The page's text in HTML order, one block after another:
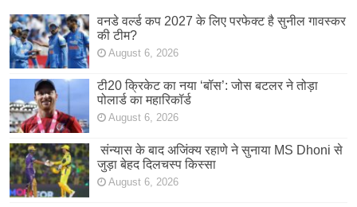
वनडे वर्ल्ड कप 2027 के लिए परफेक्ट है सुनील गावस्कर
की टीम?
August 6, 2026
टी20 क्रिकेट का नया ‘बॉस’: जोस बटलर ने तोड़ा
पोलार्ड का महारिकॉर्ड
August 6, 2026
संन्यास के बाद अजिंक्‍य रहाणे ने सुनाया MS Dhoni से
जुड़ा बेहद दिलचस्प किस्सा
August 6, 2026